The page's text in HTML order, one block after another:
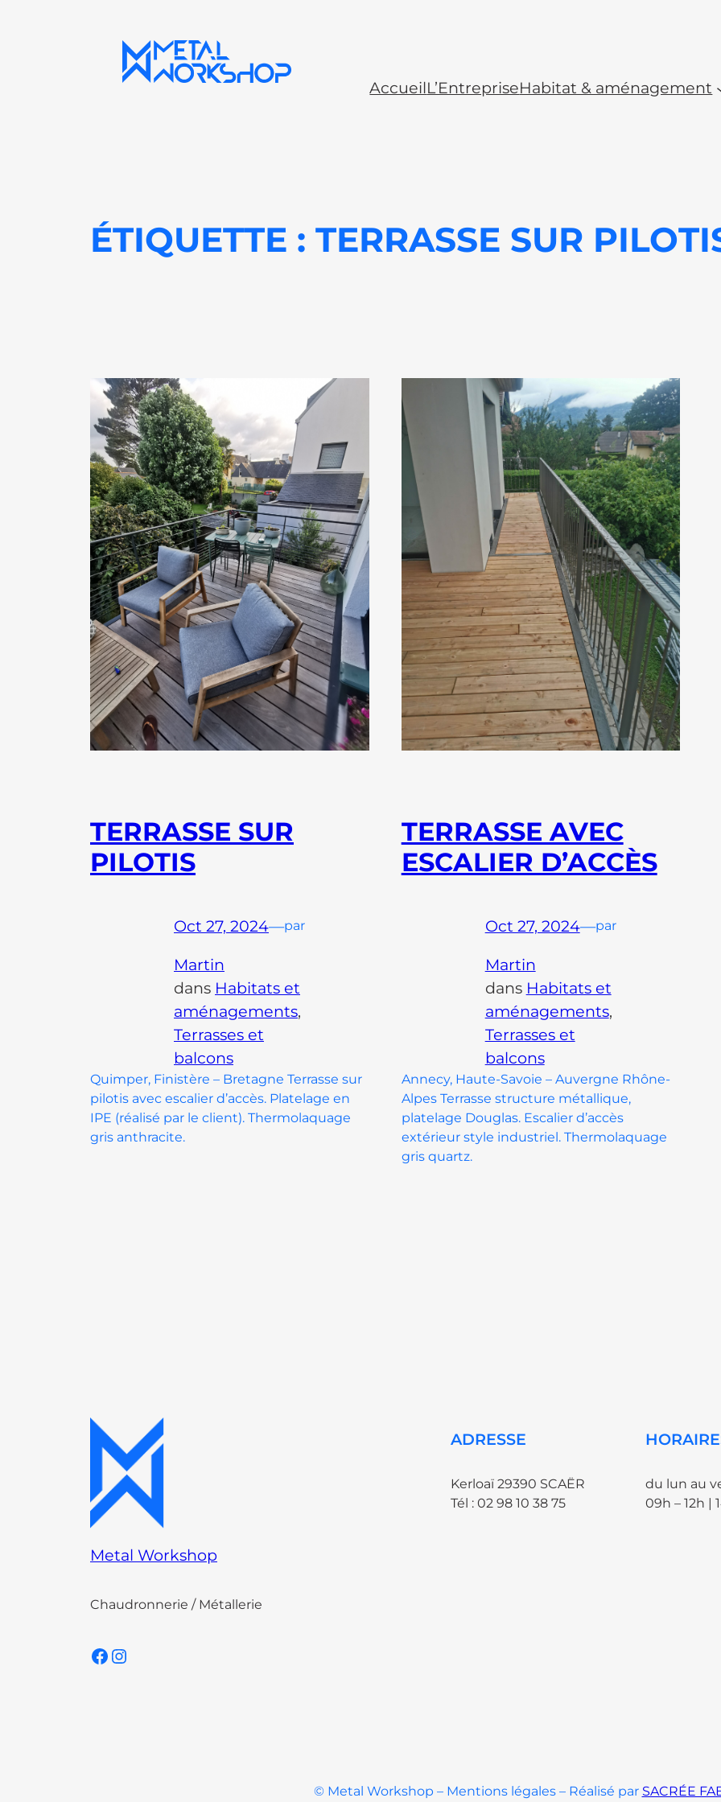
AccueilL’EntrepriseHabitat & aménagement
ÉTIQUETTE : TERRASSE SUR
TERRASSE SUR
PILOTIS
Oct 27, 2024—par
Martin
dans Habitats et
aménagements
Terrasses et
balcons
Quimper, Finistère – Bretagne Terrasse sur
pilotis avec escalier d’accès. Platelage en
IPE (réalisé par le client). Thermolaquage
gris anthracite.
TERRASSE AVEC
ESCALIER D’ACCÈS
Oct 27, 2024—par
Martin
dans Habitats et
aménagements
Terrasses et
balcons
Annecy, Haute-Savoie – Auvergne Rhône-
Alpes Terrasse structure métallique,
platelage Douglas. Escalier d’accès
extérieur style industriel. Thermolaquage
gris quartz.
Metal Workshop
Chaudronnerie / Métallerie
Facebook Instagram
ADRESSE
Kerloaï 29390 SCAËR
Tél : 02 98 10 38 75
du lun au
09h – 12h |
© Metal Workshop – Mentions légales – Réalisé par SACRÉE